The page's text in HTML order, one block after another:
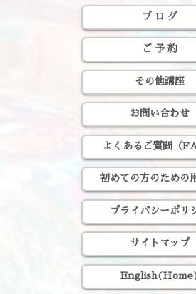
ブ ロ グ
ご 予 約
その他講座
お問い合わせ
よくあるご質問（
初めての方のための
プライバシーポリ
サイトマップ